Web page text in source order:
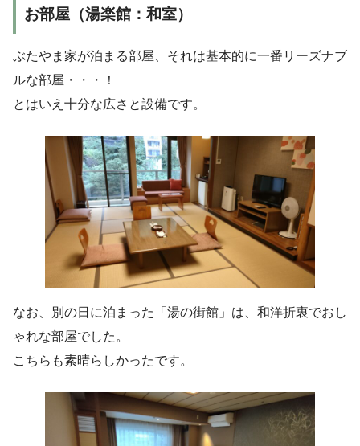
お部屋（湯楽館：和室）
ぶたやま家が泊まる部屋、それは基本的に一番リーズナブ
ルな部屋・・・！
とはいえ十分な広さと設備です。
なお、別の日に泊まった「湯の街館」は、和洋折衷でおし
ゃれな部屋でした。
こちらも素晴らしかったです。